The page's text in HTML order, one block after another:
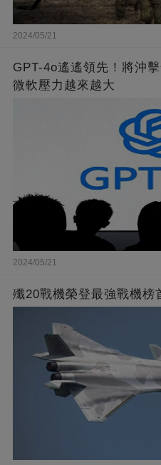
2024/05/21
GPT-4o遙遙領先！將沖
微軟壓力越來越大
2024/05/21
殲20戰機榮登最強戰機榜